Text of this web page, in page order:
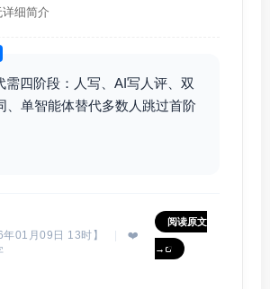
详细简介
需四阶段：人写、AI写人评、双
、单智能体替代多数人跳过首阶
01月09日 13时】
❤️
阅读原文
→